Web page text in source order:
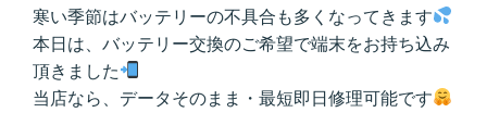
寒い季節はバッテリーの不具合も多くなってきます
本日は、バッテリー交換のご希望で端末をお持ち込み
頂きました
当店なら、データそのまま・最短即日修理可能です